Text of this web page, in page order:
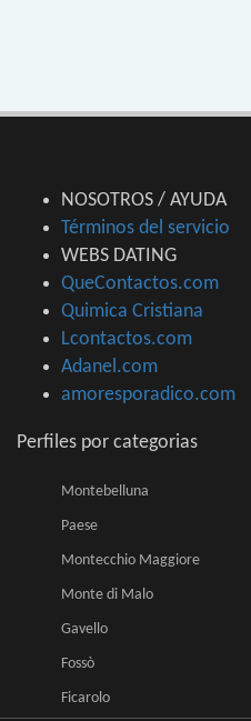
NOSOTROS / AYUDA
Términos del servicio
WEBS DATING
QueContactos.com
Quimica Cristiana
Lcontactos.com
Adanel.com
amoresporadico.com
Perfiles por categorias
Montebelluna
Paese
Montecchio Maggiore
Monte di Malo
Gavello
Fossò
Ficarolo